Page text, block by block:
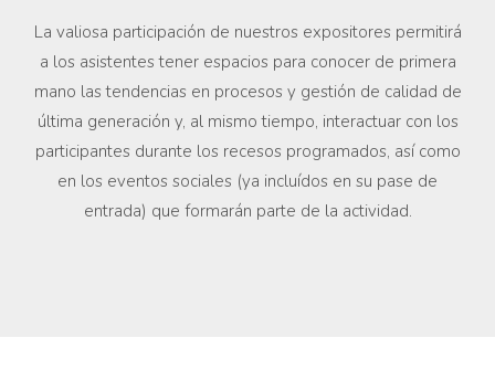
La valiosa participación de nuestros expositores permitirá
a los asistentes tener espacios para conocer de primera
mano las tendencias en procesos y gestión de calidad de
última generación y, al mismo tiempo, interactuar con los
participantes durante los recesos programados, así como
en los eventos sociales (ya incluídos en su pase de
entrada) que formarán parte de la actividad.